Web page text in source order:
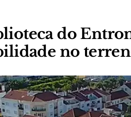
do
no